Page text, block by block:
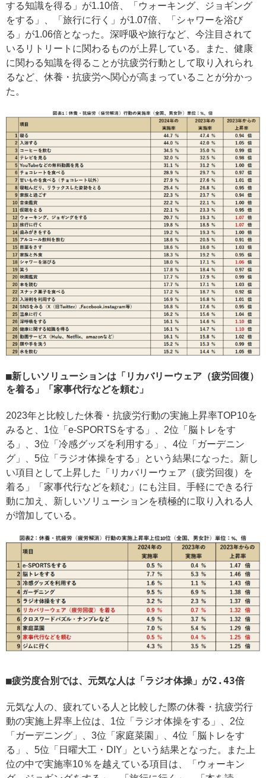
する知識を得る」が1.10倍、「ウォーキング、ジョギング
をする」、「旅行に行く」が1.07倍、「シャワーを浴び
る」が1.06倍となった。深呼吸や旅行など、今注目されて
いるリトリートに関わるものが上昇している。また、健康
に関わる知識を得ることが抗疲労行動として取り入れられ
るなど、休養・抗疲労へ関心が高まっていることが分かっ
た。
新しいソリューションは「リカバリーウェア（疲労回復）
を着る」「家事代行などを頼む」
2023年と比較した休養・抗疲労行動の実施上昇率TOP10を
みると、1位「e-SPORTSをする」、2位「脳トレをす
る」、3位「冷感グッズを利用する」、4位「ガーデニン
グ」、5位「ラジオ体操をする」という結果になった。新し
い項目として上昇した「リカバリーウェア（疲労回復）を
着る」「家事代行などを頼む」にも注目。手軽にできる行
動に加え、新しいソリューションを積極的に取り入れる人
が増加している。
疲労度合別では、元気な人は「ラジオ体操」が2.43倍
元気な人の、疲れている人と比較した際の休養・抗疲労行
動の実施上昇率上位は、1位「ラジオ体操をする」、2位
「ガーデニング」、3位「家庭菜園」、4位「脳トレをす
る」、5位「日曜大工・DIY」という結果となった。また上
位の中で実施率10％を越えている項目は、「ウォーキン